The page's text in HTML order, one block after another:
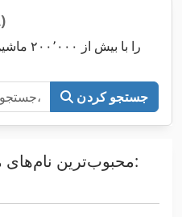
جستجو کردن
محبوب‌ترین نام‌های ماشین‌آلات را مرور کنید: